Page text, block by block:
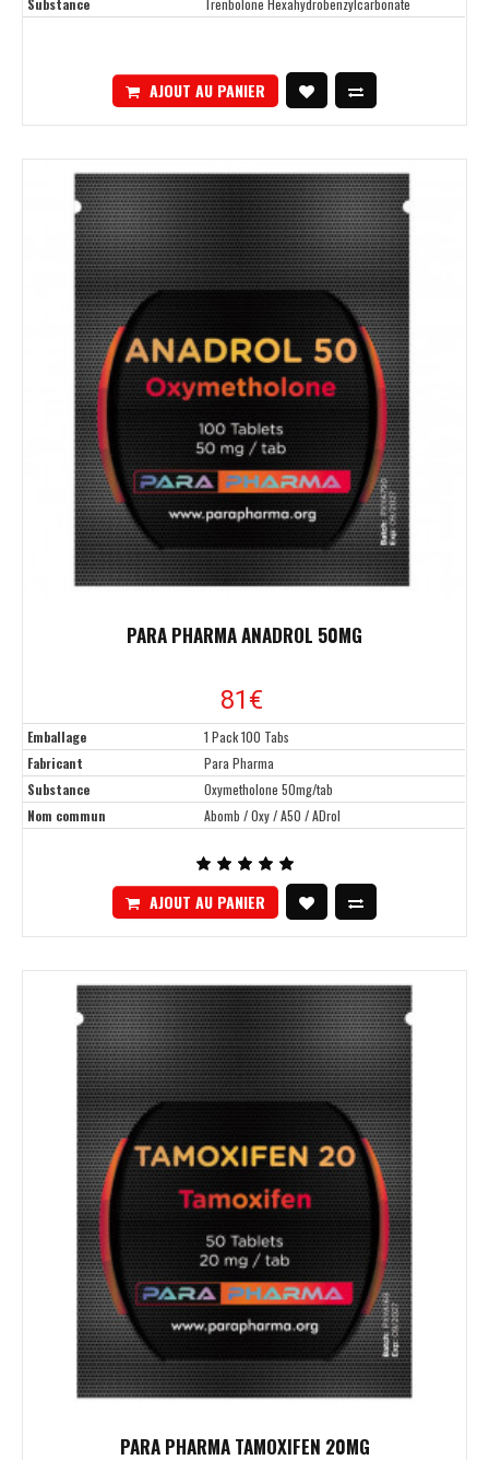
Substance Trenbolone Hexahydrobenzylcarbonate
AJOUT AU PANIER
PARA PHARMA ANADROL 50MG
81€
Emballage
1 Pack 100 Tabs
Fabricant
Para Pharma
Substance
Oxymetholone 50mg/tab
Nom commun
Abomb / Oxy / A50 / ADrol
AJOUT AU PANIER
PARA PHARMA TAMOXIFEN 20MG